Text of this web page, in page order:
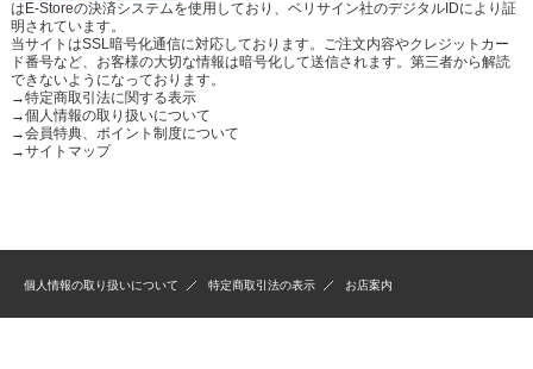
はE-Storeの決済システムを使用しており、ベリサイン社のデジタルIDにより証
明されています。
当サイトはSSL暗号化通信に対応しております。ご注文内容やクレジットカー
ド番号など、お客様の大切な情報は暗号化して送信されます。第三者から解読
できないようになっております。
→特定商取引法に関する表示
→個人情報の取り扱いについて
→会員特典、ポイント制度について
→サイトマップ
個人情報の取り扱いについて 特定商取引法の表示 お店案内